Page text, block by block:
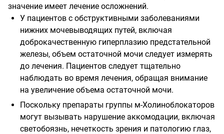
значение имеет лечение осложнений.
У пациентов с обструктивными заболеваниями
нижних мочевыводящих путей, включая
доброкачественную гиперплазию предстательной
железы, объем остаточной мочи следует измерять
до лечения. Пациентов следует тщательно
наблюдать во время лечения, обращая внимание
на увеличение объема остаточной мочи.
Поскольку препараты группы м-Холиноблокаторов
могут вызывать нарушение аккомодации, включая
светобоязнь, нечеткость зрения и патологию глаз,